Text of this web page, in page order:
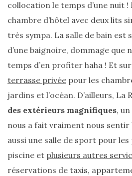
collocation le temps d’une nuit
chambre d’hôtel avec deux lits
très sympa. La salle de bain est
d’une baignoire, dommage que
temps d’en profiter haha ! Et
terrasse privée pour les
jardins et l’océan. D’ailleurs, La
des extérieurs magnifiques,
nous a fait vraiment nous sentir
aussi une salle de sport pour
piscine et plusieurs autres
réservations de taxis,